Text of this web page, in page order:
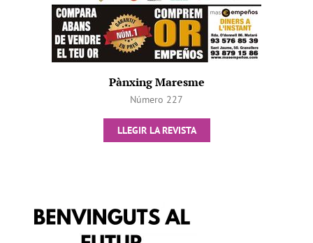
Pànxing Maresme
Número 227
LLEGIR LA REVISTA